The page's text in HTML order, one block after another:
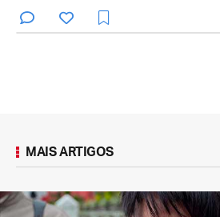
MAIS ARTIGOS